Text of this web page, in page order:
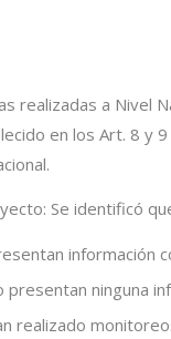
realizadas a Nivel
en los Art. 8 y
Se identificó
información
ninguna
realizado